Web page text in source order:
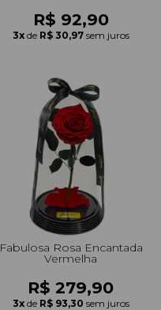
R$ 92,90
3x de R$ 30,97 sem juros
Fabulosa Rosa Encantada
Vermelha
R$ 279,90
3x de R$ 93,30 sem juros